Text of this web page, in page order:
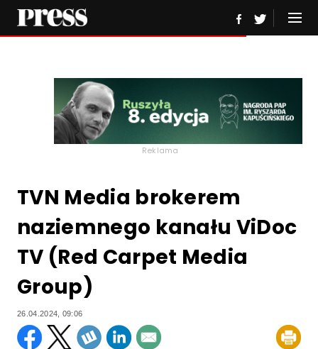
Reklama
TVN Media brokerem
naziemnego kanału ViDoc
TV (Red Carpet Media
Group)
26.04.2024, 09:06